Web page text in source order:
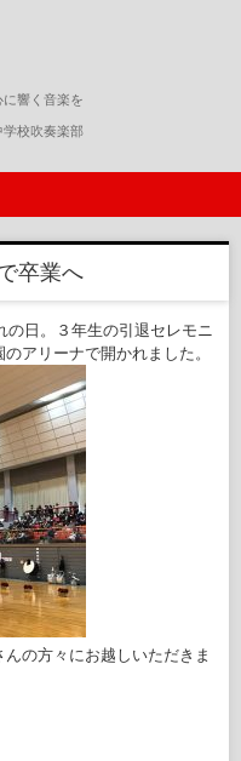
響く音楽を
校吹奏楽部
卒業へ
の日。３年生の引退セレモニ
アリーナで開かれました。
の方々にお越しいただきま